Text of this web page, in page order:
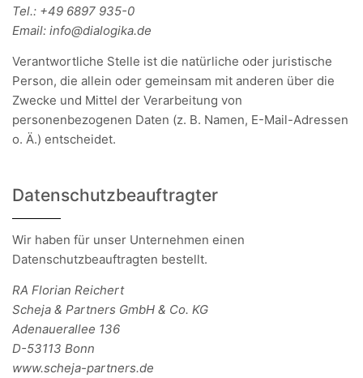
Tel.: +49 6897 935-0
Email: info@dialogika.de
Verantwortliche Stelle ist die natürliche oder juristische
Person, die allein oder gemeinsam mit anderen über die
Zwecke und Mittel der Verarbeitung von
personenbezogenen Daten (z. B. Namen, E-Mail-Adressen
o. Ä.) entscheidet.
Datenschutzbeauftragter
Wir haben für unser Unternehmen einen
Datenschutzbeauftragten bestellt.
RA Florian Reichert
Scheja & Partners GmbH & Co. KG
Adenauerallee 136
D-53113 Bonn
www.scheja-partners.de